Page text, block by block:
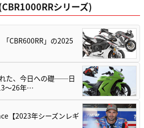
シリーズ)
CBR600RR」の2025
た、今日への礎──日
～26年…
【2023年シーズンレギ